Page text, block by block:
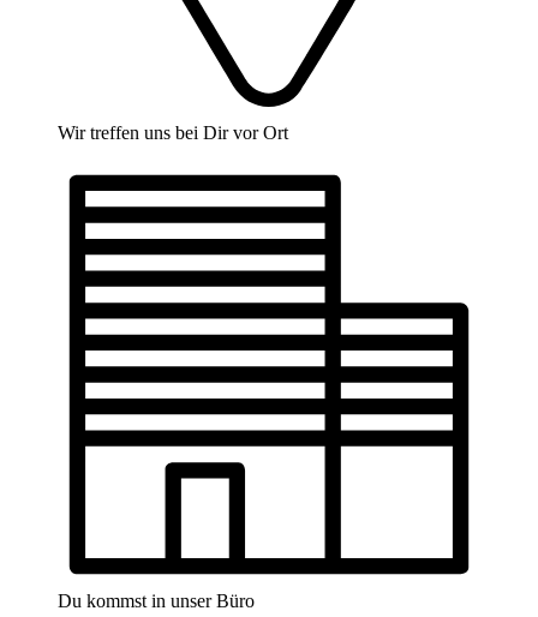
Wir treffen uns bei Dir vor Ort
Du kommst in unser Büro